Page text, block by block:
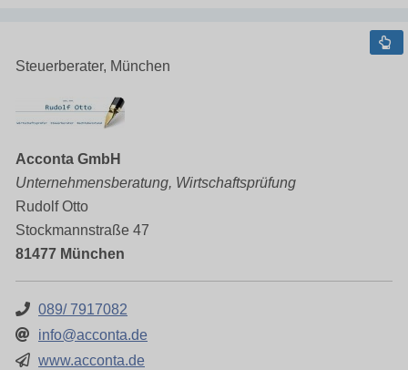
Steuerberater, München
Acconta GmbH
Unternehmensberatung, Wirtschaftsprüfung
Rudolf Otto
Stockmannstraße 47
81477 München
089/ 7917082
info@acconta.de
www.acconta.de